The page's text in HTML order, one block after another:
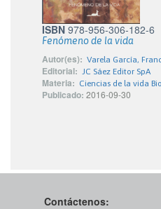
ISBN 978-956-306-182-6
Fenómeno de la vida
Autor(es): Varela García,
Editorial: JC Sáez Editor SpA
Materia: Ciencias de la vida
Publicado: 2016-09-30
Contáctenos: